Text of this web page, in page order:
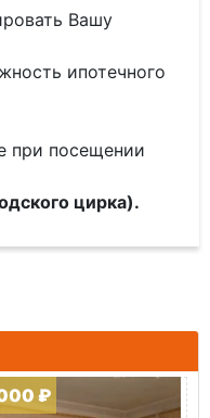
Вашу
ипотечного
при посещении
цирка).
₽